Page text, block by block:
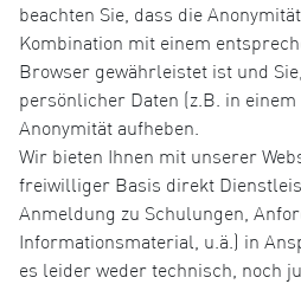
beachten Sie, dass die
Kombination mit einem
Browser gewährleistet ist und
persönlicher Daten (z.B. in
Anonymität aufheben.
Wir bieten Ihnen mit unserer
freiwilliger Basis direkt
Anmeldung zu Schulungen,
Informationsmaterial, u.ä.) in
es leider weder technisch, noch